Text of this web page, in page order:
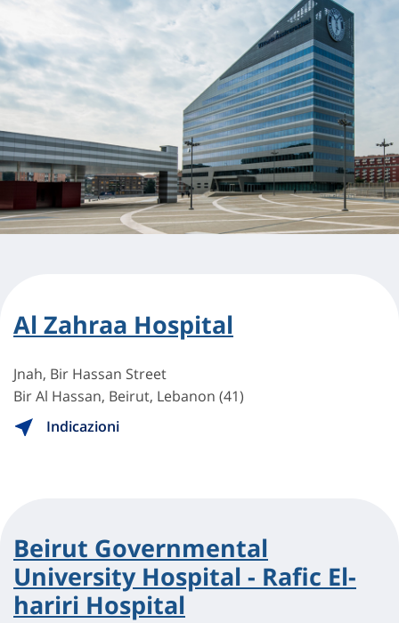
Al Zahraa Hospital
Jnah, Bir Hassan Street
Bir Al Hassan, Beirut, Lebanon (41)
Indicazioni
Beirut Governmental
University Hospital - Rafic El-
hariri Hospital